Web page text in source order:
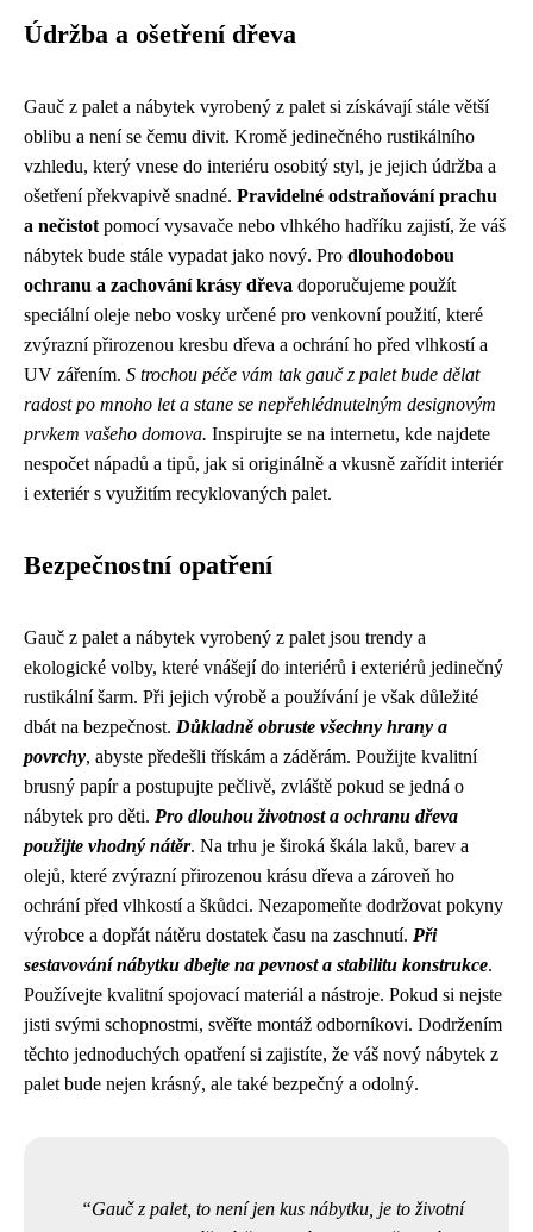
Údržba a ošetření dřeva
Gauč z palet a nábytek vyrobený z palet si získávají stále větší
oblibu a není se čemu divit. Kromě jedinečného rustikálního
vzhledu, který vnese do interiéru osobitý styl, je jejich údržba a
ošetření překvapivě snadné. Pravidelné odstraňování prachu
a nečistot pomocí vysavače nebo vlhkého hadříku zajistí, že váš
nábytek bude stále vypadat jako nový. Pro dlouhodobou
ochranu a zachování krásy dřeva doporučujeme použít
speciální oleje nebo vosky určené pro venkovní použití, které
zvýrazní přirozenou kresbu dřeva a ochrání ho před vlhkostí a
UV zářením. S trochou péče vám tak gauč z palet bude dělat
radost po mnoho let a stane se nepřehlédnutelným designovým
prvkem vašeho domova. Inspirujte se na internetu, kde najdete
nespočet nápadů a tipů, jak si originálně a vkusně zařídit interiér
i exteriér s využitím recyklovaných palet.
Bezpečnostní opatření
Gauč z palet a nábytek vyrobený z palet jsou trendy a
ekologické volby, které vnášejí do interiérů i exteriérů jedinečný
rustikální šarm. Při jejich výrobě a používání je však důležité
dbát na bezpečnost. Důkladně obruste všechny hrany a
povrchy, abyste předešli třískám a záděrám. Použijte kvalitní
brusný papír a postupujte pečlivě, zvláště pokud se jedná o
nábytek pro děti. Pro dlouhou životnost a ochranu dřeva
použijte vhodný nátěr. Na trhu je široká škála laků, barev a
olejů, které zvýrazní přirozenou krásu dřeva a zároveň ho
ochrání před vlhkostí a škůdci. Nezapomeňte dodržovat pokyny
výrobce a dopřát nátěru dostatek času na zaschnutí. Při
sestavování nábytku dbejte na pevnost a stabilitu konstrukce.
Používejte kvalitní spojovací materiál a nástroje. Pokud si nejste
jisti svými schopnostmi, svěřte montáž odborníkovi. Dodržením
těchto jednoduchých opatření si zajistíte, že váš nový nábytek z
palet bude nejen krásný, ale také bezpečný a odolný.
Gauč z palet, to není jen kus nábytku, je to životní